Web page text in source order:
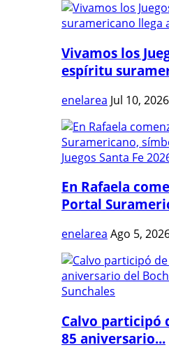
Vivamos los
espíritu
enelarea Jul 10, 2026
En Rafaela
Portal
enelarea Ago 5,
Calvo participó
85 aniversario...